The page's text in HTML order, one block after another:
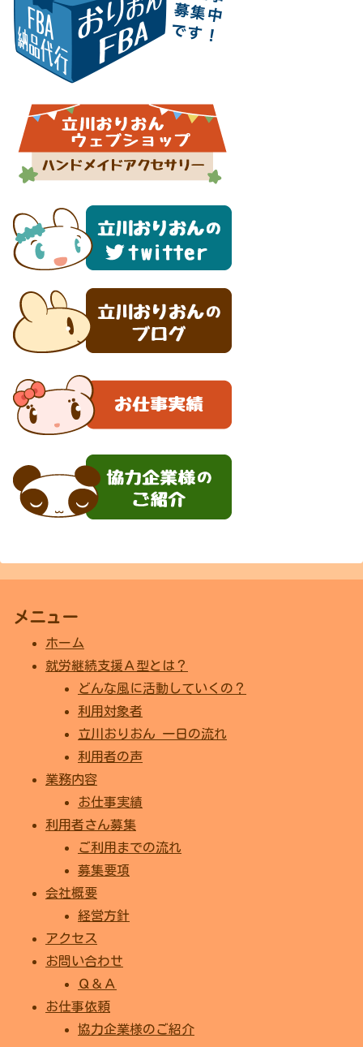
メニュー
ホーム
就労継続支援Ａ型とは？
どんな風に活動していくの？
利用対象者
立川おりおん 一日の流れ
利用者の声
業務内容
お仕事実績
利用者さん募集
ご利用までの流れ
募集要項
会社概要
経営方針
アクセス
お問い合わせ
Ｑ＆Ａ
お仕事依頼
協力企業様のご紹介